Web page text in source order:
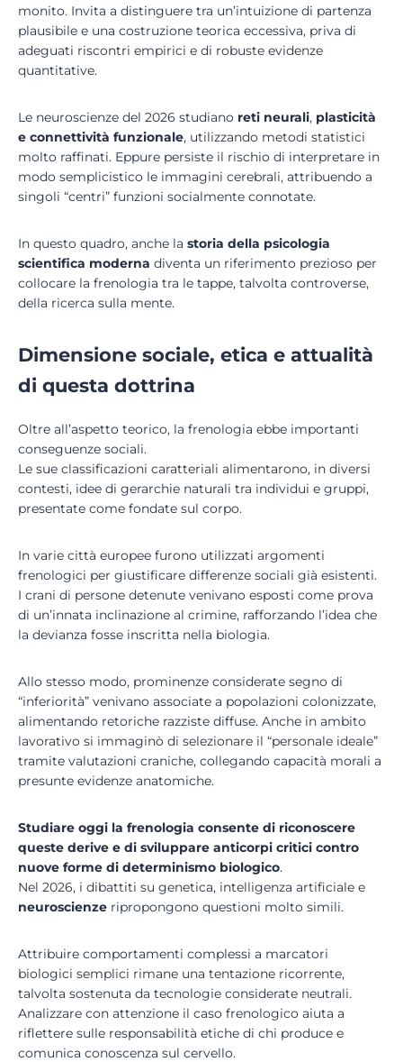
monito. Invita a distinguere tra un’intuizione di partenza
plausibile e una costruzione teorica eccessiva, priva di
adeguati riscontri empirici e di robuste evidenze
quantitative.
Le neuroscienze del 2026 studiano reti neurali, plasticità
e connettività funzionale, utilizzando metodi statistici
molto raffinati. Eppure persiste il rischio di interpretare in
modo semplicistico le immagini cerebrali, attribuendo a
singoli “centri” funzioni socialmente connotate.
In questo quadro, anche la storia della psicologia
scientifica moderna diventa un riferimento prezioso per
collocare la frenologia tra le tappe, talvolta controverse,
della ricerca sulla mente.
Dimensione sociale, etica e attualità
di questa dottrina
Oltre all’aspetto teorico, la frenologia ebbe importanti
conseguenze sociali.
Le sue classificazioni caratteriali alimentarono, in diversi
contesti, idee di gerarchie naturali tra individui e gruppi,
presentate come fondate sul corpo.
In varie città europee furono utilizzati argomenti
frenologici per giustificare differenze sociali già esistenti.
I crani di persone detenute venivano esposti come prova
di un’innata inclinazione al crimine, rafforzando l’idea che
la devianza fosse inscritta nella biologia.
Allo stesso modo, prominenze considerate segno di
“inferiorità” venivano associate a popolazioni colonizzate,
alimentando retoriche razziste diffuse. Anche in ambito
lavorativo si immaginò di selezionare il “personale ideale”
tramite valutazioni craniche, collegando capacità morali a
presunte evidenze anatomiche.
Studiare oggi la frenologia consente di riconoscere
queste derive e di sviluppare anticorpi critici contro
nuove forme di determinismo biologico.
Nel 2026, i dibattiti su genetica, intelligenza artificiale e
neuroscienze ripropongono questioni molto simili.
Attribuire comportamenti complessi a marcatori
biologici semplici rimane una tentazione ricorrente,
talvolta sostenuta da tecnologie considerate neutrali.
Analizzare con attenzione il caso frenologico aiuta a
riflettere sulle responsabilità etiche di chi produce e
comunica conoscenza sul cervello.